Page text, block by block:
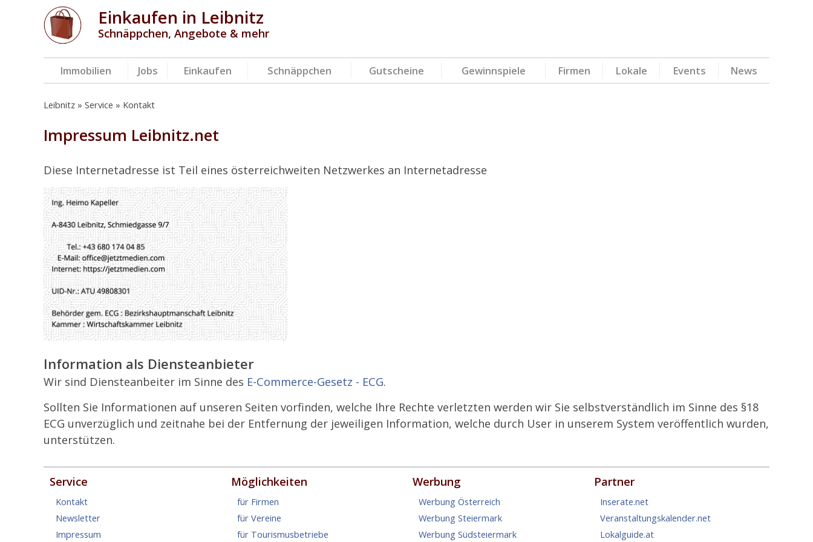
Einkaufen in Leibnitz
Schnäppchen, Angebote & mehr
Immobilien Jobs Einkaufen Schnäppchen Gutscheine Gewinnspiele Firmen Lokale Events News
Leibnitz Service Kontakt
Impressum Leibnitz.net
Diese Internetadresse ist Teil eines österreichweiten Netzwerkes an Internetadresse
Information als Diensteanbieter
Wir sind Diensteanbeiter im Sinne des E-Commerce-Gesetz - ECG.
Sollten Sie Informationen auf unseren Seiten vorfinden, welche Ihre Rechte verletzten werden wir Sie selbstverständlich im Sinne des §18
ECG unverzüglich und zeitnahe bei der Entfernung der jeweiligen Information, welche durch User in unserem System veröffentlich wurden,
unterstützen.
Service
Kontakt
Newsletter
Impressum
Möglichkeiten
für Firmen
für Vereine
für Tourismusbetriebe
Werbung
Werbung Österreich
Werbung Steiermark
Werbung Südsteiermark
Partner
Inserate.net
Veranstaltungskalender.net
Lokalguide.at